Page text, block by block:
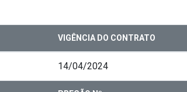
VIGÊNCIA DO CONTRATO
14/04/2024